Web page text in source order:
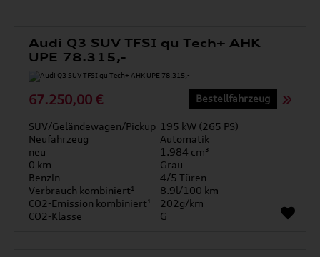
Audi Q3 SUV TFSI qu Tech+ AHK
UPE 78.315,-
67.250,00 € Bestellfahrzeug
SUV/Geländewagen/Pickup 195 kW (265 PS)
Neufahrzeug
Automatik
neu
1.984 cm³
0 km
Grau
Benzin
4/5 Türen
Verbrauch kombiniert¹
8.9l/100 km
CO2-Emission kombiniert¹
202g/km
CO2-Klasse
G